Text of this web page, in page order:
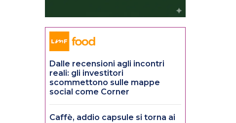
Dalle recensioni agli incontri
reali: gli investitori
scommettono sulle mappe
social come Corner
Caffè, addio capsule si torna ai